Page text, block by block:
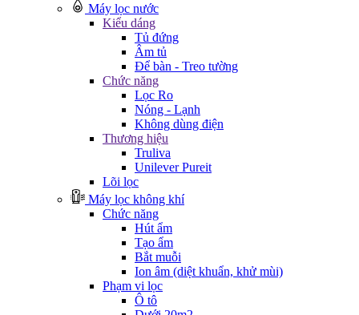
Máy lọc nước
Kiểu dáng
Tủ đứng
Âm tủ
Để bàn - Treo tường
Chức năng
Lọc Ro
Nóng - Lạnh
Không dùng điện
Thương hiệu
Truliva
Unilever Pureit
Lõi lọc
Máy lọc không khí
Chức năng
Hút ẩm
Tạo ẩm
Bắt muỗi
Ion âm (diệt khuẩn, khử mùi)
Phạm vi lọc
Ô tô